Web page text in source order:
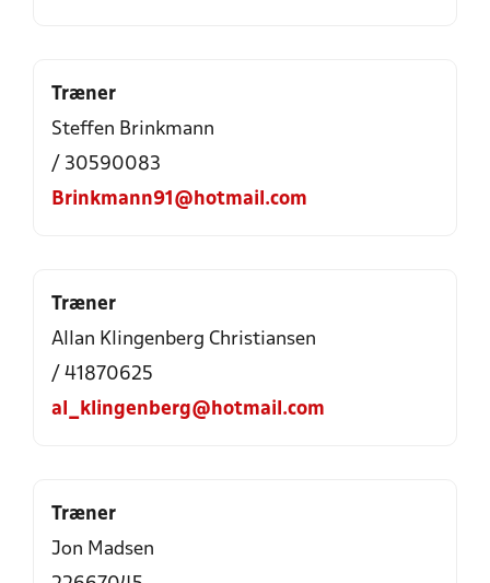
Træner
Steffen Brinkmann
/ 30590083
Brinkmann91@hotmail.com
Træner
Allan Klingenberg Christiansen
/ 41870625
al_klingenberg@hotmail.com
Træner
Jon Madsen